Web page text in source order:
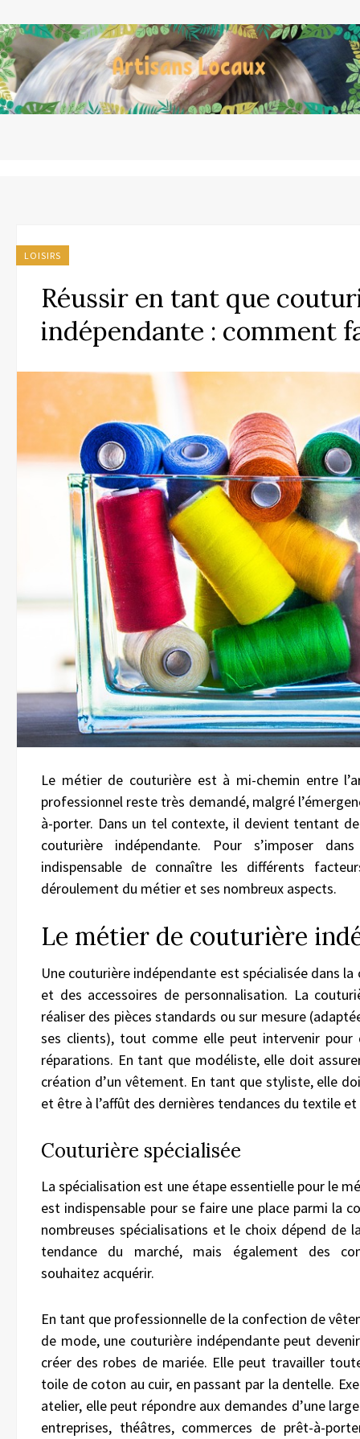
LOISIRS
Réussir en tant que
indépendante : comment
Le métier de couturière est à mi-chemin entre
professionnel reste très demandé, malgré
à-porter. Dans un tel contexte, il devient tentant
couturière indépendante. Pour s’imposer
indispensable de connaître les différents
déroulement du métier et ses nombreux aspects.
Le métier de couturière
Une couturière indépendante est spécialisée dans
et des accessoires de personnalisation. La
réaliser des pièces standards ou sur mesure
ses clients), tout comme elle peut intervenir pour
réparations. En tant que modéliste, elle doit
création d’un vêtement. En tant que styliste, elle
et être à l’affût des dernières tendances du textile
Couturière spécialisée
La spécialisation est une étape essentielle pour le
est indispensable pour se faire une place parmi la
nombreuses spécialisations et le choix dépend de
tendance du marché, mais également des
souhaitez acquérir.
En tant que professionnelle de la confection de
de mode, une couturière indépendante peut
créer des robes de mariée. Elle peut travailler
toile de coton au cuir, en passant par la dentelle.
atelier, elle peut répondre aux demandes d’une
entreprises, théâtres, commerces de prêt-à-